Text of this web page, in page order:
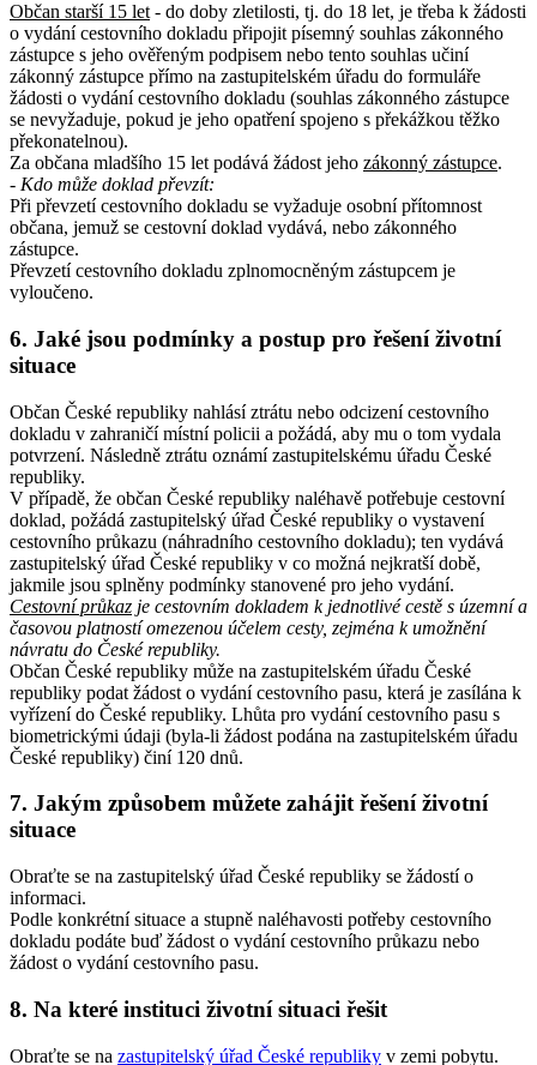
Občan starší 15 let - do doby zletilosti, tj. do 18 let, je třeba k žádosti
o vydání cestovního dokladu připojit písemný souhlas zákonného
zástupce s jeho ověřeným podpisem nebo tento souhlas učiní
zákonný zástupce přímo na zastupitelském úřadu do formuláře
žádosti o vydání cestovního dokladu (souhlas zákonného zástupce
se nevyžaduje, pokud je jeho opatření spojeno s překážkou těžko
překonatelnou).
Za občana mladšího 15 let podává žádost jeho zákonný zástupce.
- Kdo může doklad převzít:
Při převzetí cestovního dokladu se vyžaduje osobní přítomnost
občana, jemuž se cestovní doklad vydává, nebo zákonného
zástupce.
Převzetí cestovního dokladu zplnomocněným zástupcem je
vyloučeno.
6. Jaké jsou podmínky a postup pro řešení životní
situace
Občan České republiky nahlásí ztrátu nebo odcizení cestovního
dokladu v zahraničí místní policii a požádá, aby mu o tom vydala
potvrzení. Následně ztrátu oznámí zastupitelskému úřadu České
republiky.
V případě, že občan České republiky naléhavě potřebuje cestovní
doklad, požádá zastupitelský úřad České republiky o vystavení
cestovního průkazu (náhradního cestovního dokladu); ten vydává
zastupitelský úřad České republiky v co možná nejkratší době,
jakmile jsou splněny podmínky stanovené pro jeho vydání.
Cestovní průkaz je cestovním dokladem k jednotlivé cestě s územní a
časovou platností omezenou účelem cesty, zejména k umožnění
návratu do České republiky.
Občan České republiky může na zastupitelském úřadu České
republiky podat žádost o vydání cestovního pasu, která je zasílána k
vyřízení do České republiky. Lhůta pro vydání cestovního pasu s
biometrickými údaji (byla-li žádost podána na zastupitelském úřadu
České republiky) činí 120 dnů.
7. Jakým způsobem můžete zahájit řešení životní
situace
Obraťte se na zastupitelský úřad České republiky se žádostí o
informaci.
Podle konkrétní situace a stupně naléhavosti potřeby cestovního
dokladu podáte buď žádost o vydání cestovního průkazu nebo
žádost o vydání cestovního pasu.
8. Na které instituci životní situaci řešit
Obraťte se na zastupitelský úřad České republiky v zemi pobytu.